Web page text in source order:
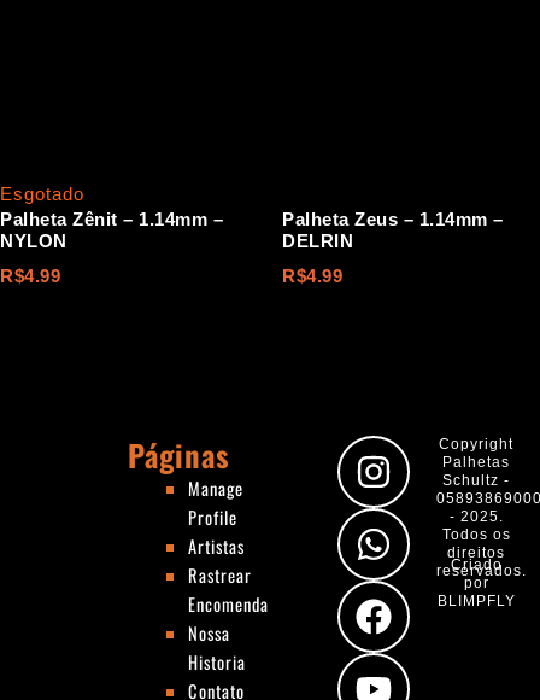
Esgotado
Palheta Zênit – 1.14mm –
NYLON
R$4.99
Palheta Zeus – 1.14mm –
DELRIN
R$4.99
Páginas
Manage
Profile
Artistas
Rastrear
Encomenda
Nossa
Historia
Contato
I
n
s
t
a
g
r
W
h
a
t
s
a
p
F
a
c
e
b
o
o
Y
o
u
t
u
b
e
Copyright
Palhetas
Schultz -
- 2025.
Todos os
direitos
reservados.
Criado
por
BLIMPFLY